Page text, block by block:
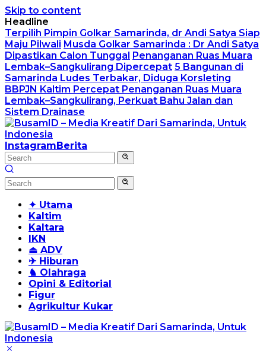
Skip to content
Headline
Terpilih Pimpin Golkar Samarinda, dr Andi Satya Siap
Maju Pilwali Musda Golkar Samarinda : Dr Andi Satya
Dipastikan Calon Tunggal Penanganan Ruas Muara
Lembak–Sangkulirang Dipercepat 5 Bangunan di
Samarinda Ludes Terbakar, Diduga Korsleting
BBPJN Kaltim Percepat Penanganan Ruas Muara
Lembak–Sangkulirang, Perkuat Bahu Jalan dan
Sistem Drainase
InstagramBerita
✦ Utama
Kaltim
Kaltara
IKN
⏏ ADV
✈ Hiburan
♞ Olahraga
Opini & Editorial
Figur
Agrikultur Kukar